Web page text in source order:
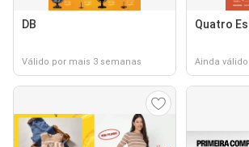
DB
Válido por mais 3 semanas
Quatro
Ainda